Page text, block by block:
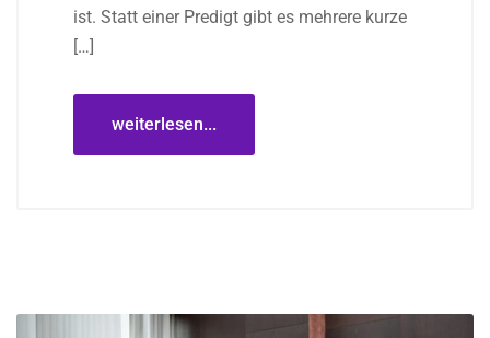
ist. Statt einer Predigt gibt es mehrere kurze
[…]
weiterlesen...